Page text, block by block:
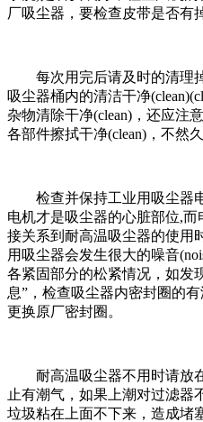
厂吸尘器，要检查皮带是否有
每次用完后请及时的清理
吸尘器桶内的清洁干净
杂物清除干净(clean)，还应注
各部件擦拭干净(clean)，不然
检查并保持工业用吸尘器电
电机才是吸尘器的心脏部位,而
接关系到耐高温吸尘器的使用
用吸尘器会发生很大的噪音
各紧固部分的松紧情况，如发
息”，检查吸尘器内密封圈的
更换原厂密封圈。
耐高温吸尘器不用时请放在
止有潮气，如果上潮对过滤器
垃圾粘在上面不下来，造成堵